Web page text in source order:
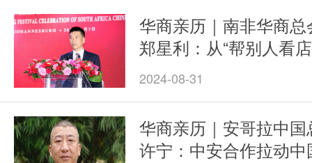
华商亲历｜南非华商总
郑星利：从“帮别人看
2024-08-31
华商亲历｜安哥拉中国
许宁：中安合作拉动中